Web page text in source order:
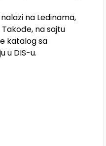
na Ledinama,
na sajtu
katalog sa
u DIS-u.